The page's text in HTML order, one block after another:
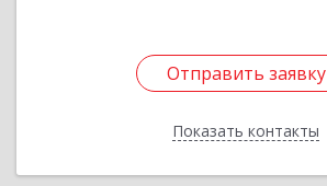
Отправить заявку
Показать контакты
Отправить заявку
Назад